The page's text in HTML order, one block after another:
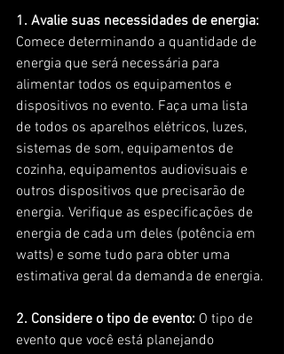
1. Avalie suas necessidades de energia:
Comece determinando a quantidade de
energia que será necessária para
alimentar todos os equipamentos e
dispositivos no evento. Faça uma lista
de todos os aparelhos elétricos, luzes,
sistemas de som, equipamentos de
cozinha, equipamentos audiovisuais e
outros dispositivos que precisarão de
energia. Verifique as especificações de
energia de cada um deles (potência em
watts) e some tudo para obter uma
estimativa geral da demanda de energia.
2. Considere o tipo de evento: O tipo de
evento que você está planejando